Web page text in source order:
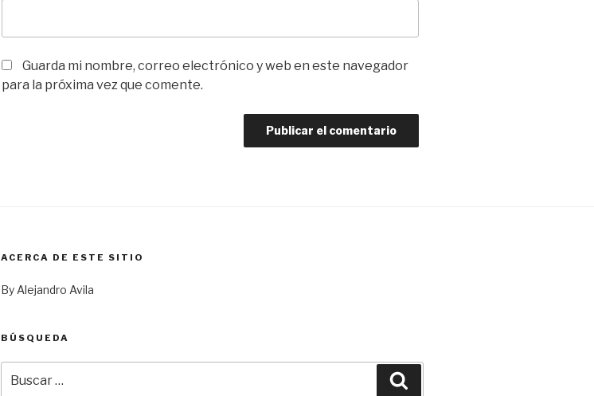
Guarda mi nombre, correo electrónico y web en este navegador
para la próxima vez que comente.
ACERCA DE ESTE SITIO
By Alejandro Avila
BÚSQUEDA
por: